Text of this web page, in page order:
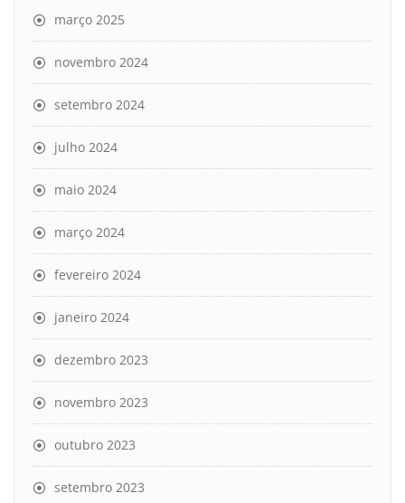
março 2025
novembro 2024
setembro 2024
julho 2024
maio 2024
março 2024
fevereiro 2024
janeiro 2024
dezembro 2023
novembro 2023
outubro 2023
setembro 2023